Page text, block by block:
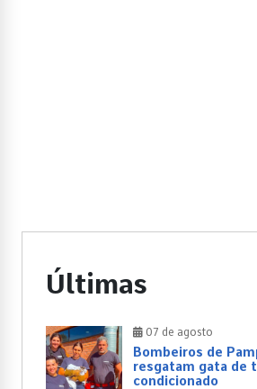
Últimas
07 de agosto
Bombeiros de
resgatam gata de
condicionado